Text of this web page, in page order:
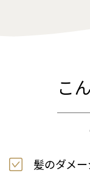
こ
髪のダメ